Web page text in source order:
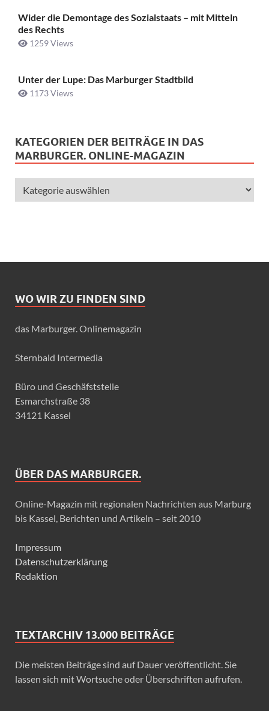
Wider die Demontage des Sozialstaats – mit Mitteln
des Rechts
1259 Views
Unter der Lupe: Das Marburger Stadtbild
1173 Views
KATEGORIEN DER BEITRÄGE IN DAS
MARBURGER. ONLINE-MAGAZIN
WO WIR ZU FINDEN SIND
das Marburger. Onlinemagazin
Sternbald Intermedia
Büro und Geschäfststelle
Esmarchstraße 38
34121 Kassel
ÜBER DAS MARBURGER.
Online-Magazin mit regionalen Nachrichten aus Marburg
bis Kassel, Berichten und Artikeln – seit 2010
Impressum
Datenschutzerklärung
Redaktion
TEXTARCHIV 13.000 BEITRÄGE
Die meisten Beiträge sind auf Dauer veröffentlicht. Sie
lassen sich mit Wortsuche oder Überschriften aufrufen.